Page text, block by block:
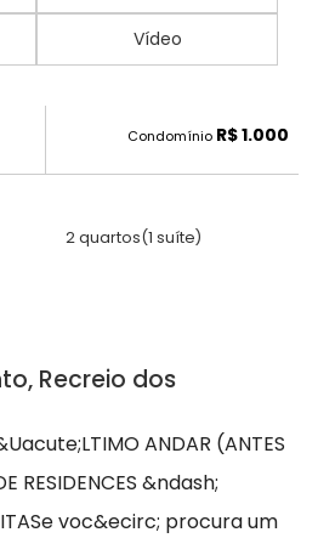
Vídeo
Condomínio R$ 1.000
2 quartos(1 suíte)
Recreio dos
ANDAR (ANTES
RESIDENCES &ndash;
voc&ecirc; procura um